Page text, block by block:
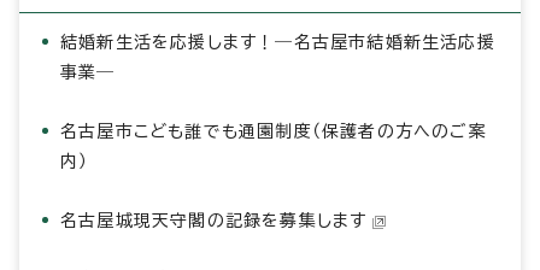
結婚新生活を応援します！―名古屋市結婚新生活応援
事業―
名古屋市こども誰でも通園制度（保護者の方へのご案
内）
名古屋城現天守閣の記録を募集します